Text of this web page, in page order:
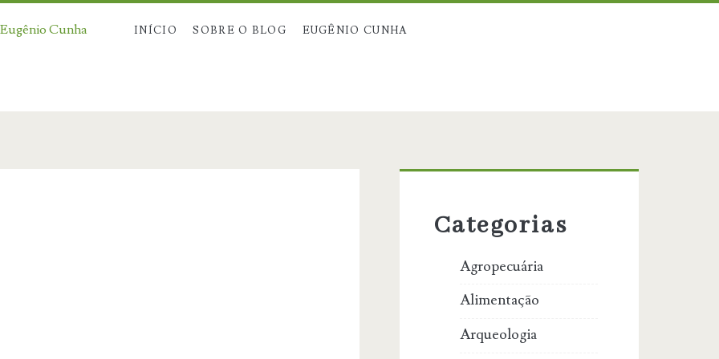
Cunha INÍCIO SOBRE O BLOG EUGÊNIO CUNHA
Sidebar
Categorias
Agropecuária
Alimentação
Arqueologia